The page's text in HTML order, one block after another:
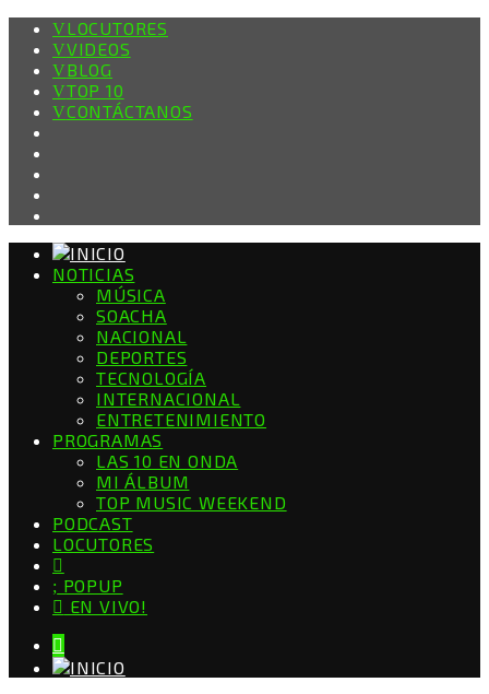
LOCUTORES
VIDEOS
BLOG
TOP 10
CONTÁCTANOS
NOTICIAS
MÚSICA
SOACHA
NACIONAL
DEPORTES
TECNOLOGÍA
INTERNACIONAL
ENTRETENIMIENTO
PROGRAMAS
LAS 10 EN ONDA
MI ÁLBUM
TOP MUSIC WEEKEND
PODCAST
LOCUTORES
POPUP
EN VIVO!